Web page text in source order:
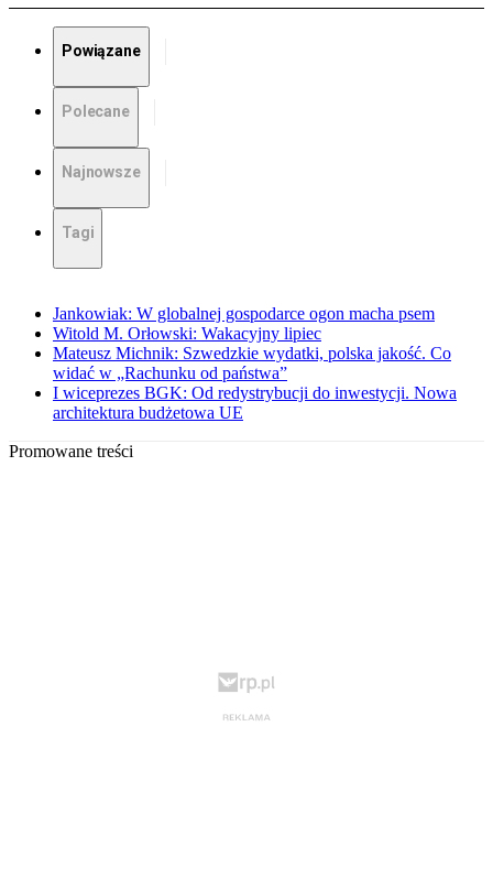
Powiązane
Polecane
Najnowsze
Tagi
Jankowiak: W globalnej gospodarce ogon macha psem
Witold M. Orłowski: Wakacyjny lipiec
Mateusz Michnik: Szwedzkie wydatki, polska jakość. Co
widać w „Rachunku od państwa”
I wiceprezes BGK: Od redystrybucji do inwestycji. Nowa
architektura budżetowa UE
Promowane treści